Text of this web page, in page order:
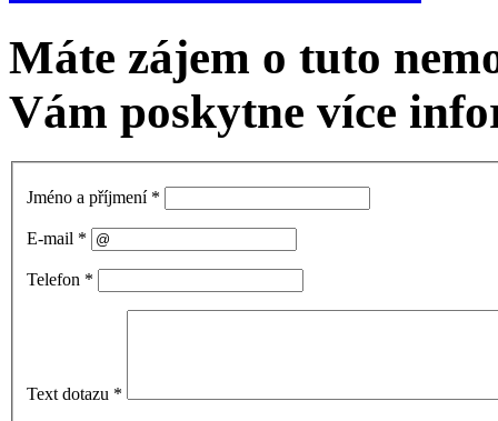
Máte zájem o tuto
Vám poskytne více
Jméno a příjmení *
E-mail *
Telefon *
Text dotazu *